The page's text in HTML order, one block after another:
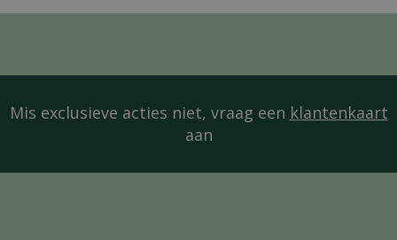
Mis exclusieve acties niet, vraag een klantenkaart
aan